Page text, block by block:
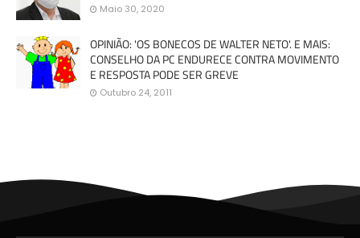
Maio 30, 2020
OPINIÃO: 'OS BONECOS DE WALTER NETO'. E MAIS:
CONSELHO DA PC ENDURECE CONTRA MOVIMENTO
E RESPOSTA PODE SER GREVE
Outubro 24, 2011